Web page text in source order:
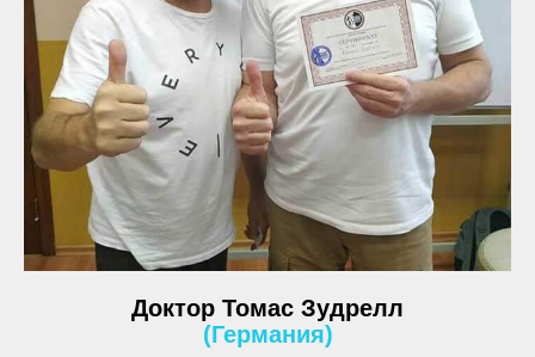
Доктор Томас Зудрелл
(Германия)